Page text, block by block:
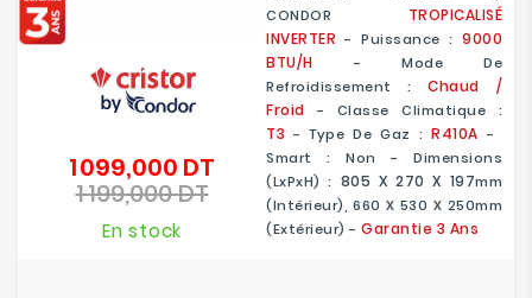
Mobilités
CONDOR TROPICALISÉ
INVERTER - Puissance : 9000
BTU/H - Mode De
Refroidissement :Chaud /
Froid - Classe Climatique :
T3 - Type De Gaz :R410A -
Smart : Non - Dimensions
(LxPxH) : 805 X 270 X 197Mm
(intérieur), 660 X 530 X 250mm
(extérieur) - Garantie 3 Ans
1 099,000 DT
1 199,000 DTPrix
En stock